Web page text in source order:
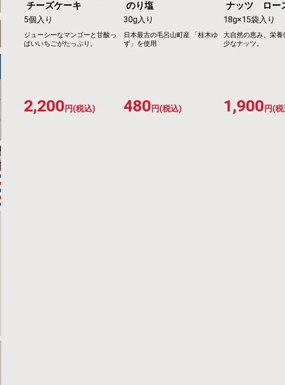
チーズケーキ
5個入り
ジューシーなマンゴーと甘酸っ
ぱいいちごがたっぷり。
2,200 円(税込)
のり塩
30g入り
日本最古の毛呂山町産 「桂木ゆ
ず」を使用
480 円(税込)
ナッツ ロー
18g×15袋入り
大自然の恵み、栄養
少なナッツ。
1,900 円(